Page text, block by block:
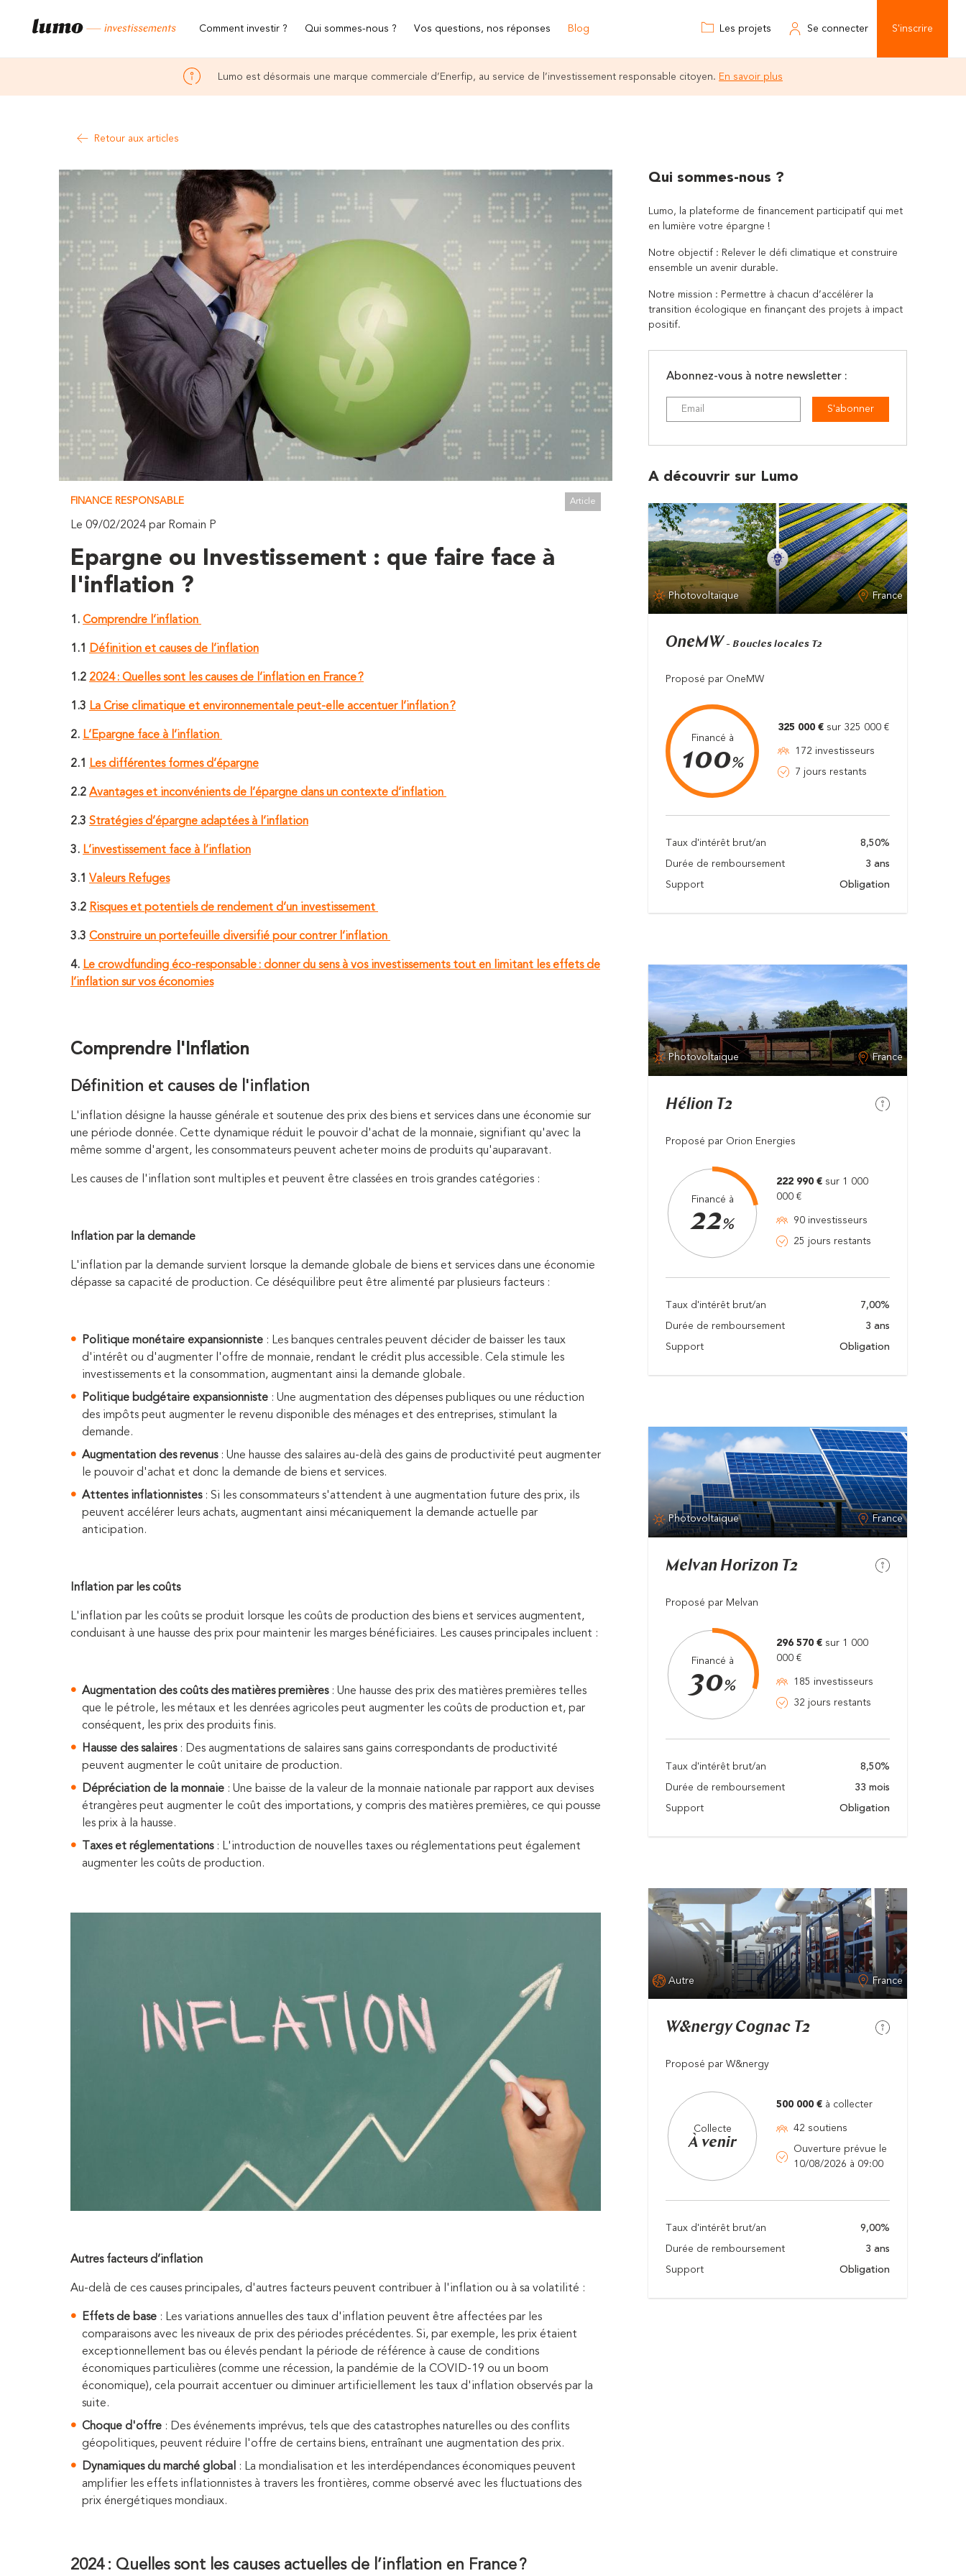
S'inscrire
Les projets Se connecter
Comment investir ? Qui sommes-nous ? Vos questions, nos réponses Blog
Lumo est désormais une marque commerciale d’Enerfip, au service de l’investissement responsable citoyen. En savoir plus
Retour aux articles
FINANCE RESPONSABLE Article
Le 09/02/2024 par Romain P
Epargne ou Investissement : que faire face à
l'inflation ?
1. Comprendre l’inflation
1.1 Définition et causes de l’inflation
1.2 2024 : Quelles sont les causes de l’inflation en France ?
1.3 La Crise climatique et environnementale peut-elle accentuer l’inflation ?
2. L’Epargne face à l’inflation
2.1 Les différentes formes d’épargne
2.2 Avantages et inconvénients de l’épargne dans un contexte d’inflation
2.3 Stratégies d’épargne adaptées à l’inflation
3. L’investissement face à l’inflation
3.1 Valeurs Refuges
3.2 Risques et potentiels de rendement d’un investissement
3.3 Construire un portefeuille diversifié pour contrer l’inflation
4. Le crowdfunding éco-responsable : donner du sens à vos investissements tout en limitant les effets de
l’inflation sur vos économies
Comprendre l'Inflation
Définition et causes de l'inflation
L'inflation désigne la hausse générale et soutenue des prix des biens et services dans une économie sur
une période donnée. Cette dynamique réduit le pouvoir d'achat de la monnaie, signifiant qu'avec la
même somme d'argent, les consommateurs peuvent acheter moins de produits qu'auparavant.
Les causes de l'inflation sont multiples et peuvent être classées en trois grandes catégories :
Inflation par la demande
L'inflation par la demande survient lorsque la demande globale de biens et services dans une économie
dépasse sa capacité de production. Ce déséquilibre peut être alimenté par plusieurs facteurs :
Politique monétaire expansionniste : Les banques centrales peuvent décider de baisser les taux
d'intérêt ou d'augmenter l'offre de monnaie, rendant le crédit plus accessible. Cela stimule les
investissements et la consommation, augmentant ainsi la demande globale.
Politique budgétaire expansionniste : Une augmentation des dépenses publiques ou une réduction
des impôts peut augmenter le revenu disponible des ménages et des entreprises, stimulant la
demande.
Augmentation des revenus: Une hausse des salaires au-delà des gains de productivité peut augmenter
le pouvoir d'achat et donc la demande de biens et services.
Attentes inflationnistes: Si les consommateurs s'attendent à une augmentation future des prix, ils
peuvent accélérer leurs achats, augmentant ainsi mécaniquement la demande actuelle par
anticipation.
Inflation par les coûts
L'inflation par les coûts se produit lorsque les coûts de production des biens et services augmentent,
conduisant à une hausse des prix pour maintenir les marges bénéficiaires. Les causes principales incluent :
Augmentation des coûts des matières premières: Une hausse des prix des matières premières telles
que le pétrole, les métaux et les denrées agricoles peut augmenter les coûts de production et, par
conséquent, les prix des produits finis.
Hausse des salaires: Des augmentations de salaires sans gains correspondants de productivité
peuvent augmenter le coût unitaire de production.
Dépréciation de la monnaie : Une baisse de la valeur de la monnaie nationale par rapport aux devises
étrangères peut augmenter le coût des importations, y compris des matières premières, ce qui pousse
les prix à la hausse.
Taxes et réglementations: L'introduction de nouvelles taxes ou réglementations peut également
augmenter les coûts de production.
Autres facteurs d’inflation
Au-delà de ces causes principales, d'autres facteurs peuvent contribuer à l'inflation ou à sa volatilité :
Effets de base : Les variations annuelles des taux d'inflation peuvent être affectées par les
comparaisons avec les niveaux de prix des périodes précédentes. Si, par exemple, les prix étaient
exceptionnellement bas ou élevés pendant la période de référence à cause de conditions
économiques particulières (comme une récession, la pandémie de la COVID-19 ou un boom
économique), cela pourrait accentuer ou diminuer artificiellement les taux d'inflation observés par la
suite.
Choque d'offre : Des événements imprévus, tels que des catastrophes naturelles ou des conflits
géopolitiques, peuvent réduire l'offre de certains biens, entraînant une augmentation des prix.
Dynamiques du marché global
: La mondialisation et les interdépendances économiques peuvent
amplifier les effets inflationnistes à travers les frontières, comme observé avec les fluctuations des
prix énergétiques mondiaux.
2024 : Quelles sont les causes actuelles de l’inflation en France ?
Qui sommes-nous ?
Lumo, la plateforme de financement participatif qui met
en lumière votre épargne !
Notre objectif : Relever le défi climatique et construire
ensemble un avenir durable.
Notre mission : Permettre à chacun d’accélérer la
transition écologique en finançant des projets à impact
positif.
Abonnez-vous à notre newsletter :
S'abonner
A découvrir sur Lumo
Photovoltaïque France
OneMW - Boucles locales T2
Proposé par OneMW
Financé à
100%
325 000 € sur 325 000 €
172 investisseurs
7 jours restants
Taux d'intérêt brut/an 8,50%
Durée de remboursement 3 ans
Support Obligation
Photovoltaïque France
Hélion T2
Proposé par Orion Energies
Financé à
22%
222 990 € sur 1 000
000 €
90 investisseurs
25 jours restants
Taux d'intérêt brut/an 7,00%
Durée de remboursement 3 ans
Support Obligation
Photovoltaïque France
Melvan Horizon T2
Proposé par Melvan
Financé à
30%
296 570 € sur 1 000
000 €
185 investisseurs
32 jours restants
Taux d'intérêt brut/an 8,50%
Durée de remboursement 33 mois
Support Obligation
Autre France
W&nergy Cognac T2
Proposé par W&nergy
Collecte
À venir
500 000 € à collecter
42 soutiens
Ouverture prévue le
10/08/2026 à 09:00
Taux d'intérêt brut/an 9,00%
Durée de remboursement 3 ans
Support Obligation